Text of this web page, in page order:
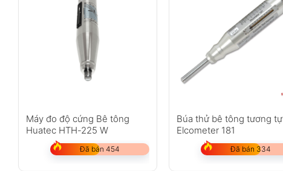
Máy đo độ cứng Bê tông
Huatec HTH-225 W
Đã bán 454
Búa thử bê tông tương tự
Elcometer 181
Đã bán 334